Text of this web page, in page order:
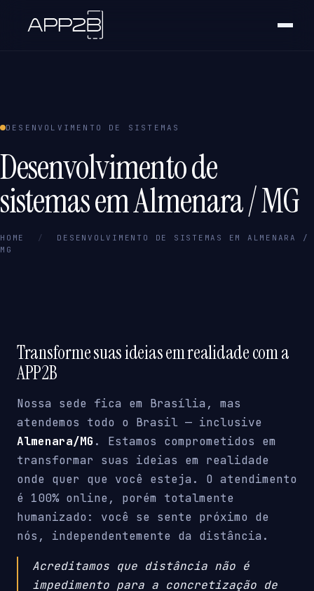
DESENVOLVIMENTO DE SISTEMAS
Desenvolvimento de
sistemas em Almenara / MG
HOME /
DESENVOLVIMENTO DE SISTEMAS EM ALMENARA /
MG
Transforme suas ideias em realidade com a
APP2B
Nossa sede fica em Brasília, mas
atendemos todo o Brasil — inclusive
Almenara/MG . Estamos comprometidos em
transformar suas ideias em realidade
onde quer que você esteja. O atendimento
é 100% online, porém totalmente
humanizado: você se sente próximo de
nós, independentemente da distância.
Acreditamos que distância não é
impedimento para a concretização de